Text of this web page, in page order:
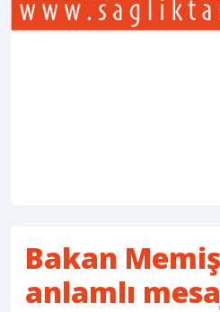
Bakan
anlamlı